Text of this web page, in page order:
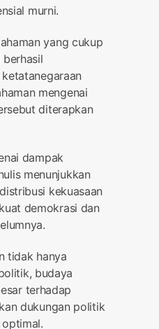
murni.
yang cukup
mengenai
diterapkan
dampak
menunjukkan
kekuasaan
demokrasi dan
tidak hanya
budaya
terhadap
dukungan politik